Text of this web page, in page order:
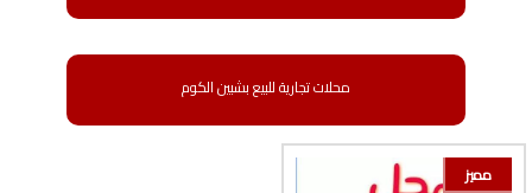
محلات تجارية للبيع بشبين الكوم
مميز